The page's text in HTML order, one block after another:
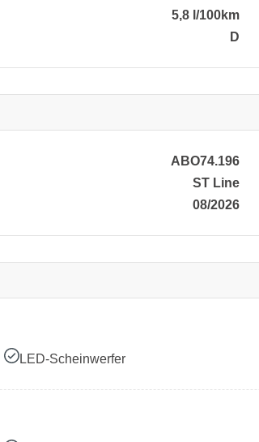
5,8 l/100km
D
ABO74.196
ST Line
08/2026
LED-Scheinwerfer